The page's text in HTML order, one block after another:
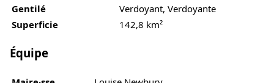
Gentilé
Verdoyant, Verdoyante
Superficie
142,8 km²
Équipe